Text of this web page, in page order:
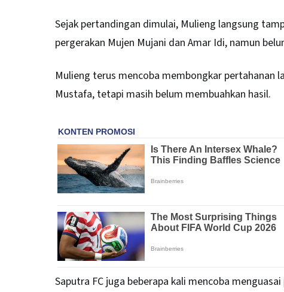
Sejak pertandingan dimulai, Mulieng langsung
pergerakan Mujen Mujani dan Amar Idi, namun
Mulieng terus mencoba membongkar pertahanan
Mustafa, tetapi masih belum membuahkan hasil.
Saputra FC juga beberapa kali mencoba